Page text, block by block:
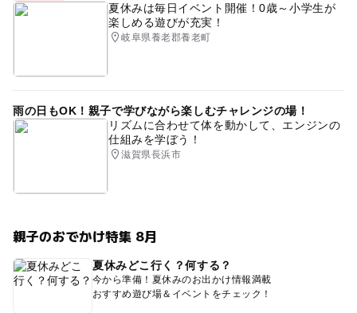
夏休みは毎日イベント開催！0歳～小学生が
楽しめる遊びが充実！
岐阜県養老郡養老町
雨の日もOK！親子で学びながら楽しむチャレンジの場！
リズムに合わせて体を動かして、エンジンの
仕組みを学ぼう！
滋賀県長浜市
親子のおでかけ特集 8月
夏休みどこ行く？何する？
今から準備！夏休みのお出かけ情報満載
おすすめ遊び場＆イベントをチェック！